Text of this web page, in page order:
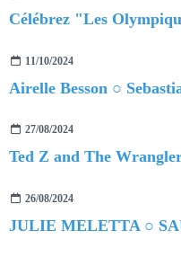
Célébrez "Les
11/10/2024
Airelle Besson ○
27/08/2024
Ted Z and The
26/08/2024
JULIE MELETTA ○